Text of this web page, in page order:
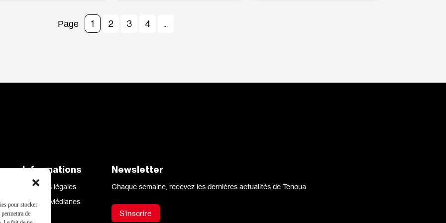
pour stocker
de
1 2 3 4 ...
Informations
Mentions légales
Site par Médianes
Newsletter
Chaque semaine, recevez les dernières actualités de Tenoua
S'inscrire